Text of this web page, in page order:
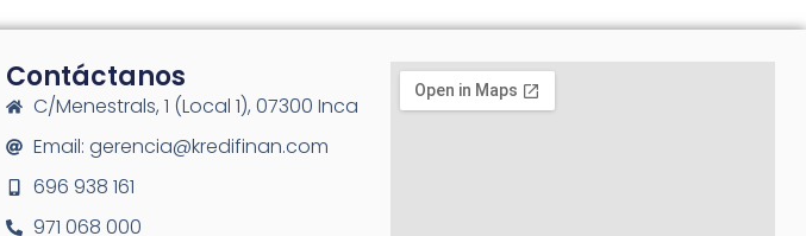
Contáctanos
C/Menestrals, 1 (Local 1), 07300 Inca
Email: gerencia@kredifinan.com
696 938 161
971 068 000